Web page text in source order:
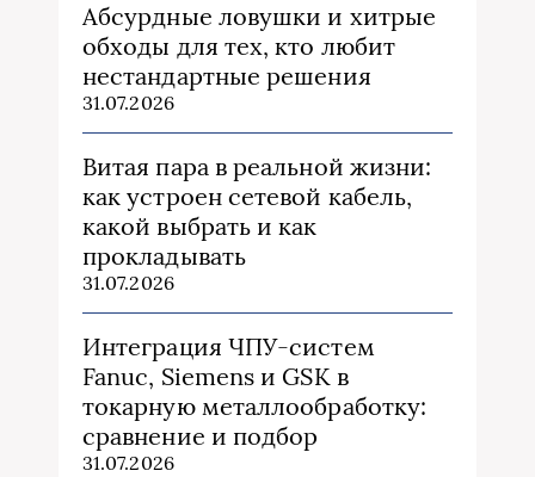
Абсурдные ловушки и хитрые
обходы для тех, кто любит
нестандартные решения
31.07.2026
Витая пара в реальной жизни:
как устроен сетевой кабель,
какой выбрать и как
прокладывать
31.07.2026
Интеграция ЧПУ-систем
Fanuc, Siemens и GSK в
токарную металлообработку:
сравнение и подбор
31.07.2026